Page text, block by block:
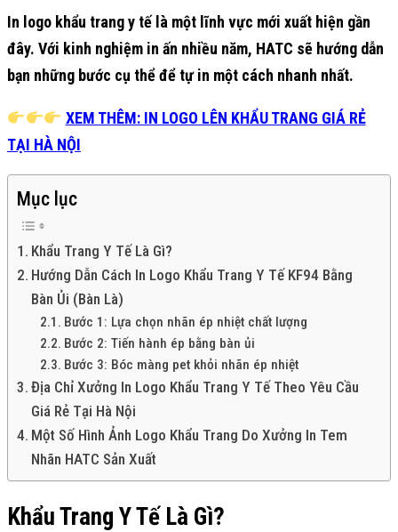
In logo khẩu trang y tế là một lĩnh vực mới xuất hiện gần
đây. Với kinh nghiệm in ấn nhiều năm, HATC sẽ hướng dẫn
bạn những bước cụ thể để tự in một cách nhanh nhất.
XEM THÊM: IN LOGO LÊN KHẨU TRANG GIÁ RẺ
TẠI HÀ NỘI
Mục lục
Khẩu Trang Y Tế Là Gì?
Hướng Dẫn Cách In Logo Khẩu Trang Y Tế KF94 Bằng
Bàn Ủi (Bàn Là)
Bước 1: Lựa chọn nhãn ép nhiệt chất lượng
Bước 2: Tiến hành ép bằng bàn ủi
Bước 3: Bóc màng pet khỏi nhãn ép nhiệt
Địa Chỉ Xưởng In Logo Khẩu Trang Y Tế Theo Yêu Cầu
Giá Rẻ Tại Hà Nội
Một Số Hình Ảnh Logo Khẩu Trang Do Xưởng In Tem
Nhãn HATC Sản Xuất
Khẩu Trang Y Tế Là Gì?